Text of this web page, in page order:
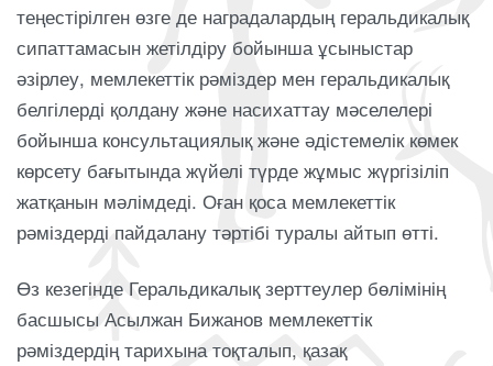
теңестірілген өзге де наградалардың геральдикалық
сипаттамасын жетілдіру бойынша ұсыныстар
әзірлеу, мемлекеттік рәміздер мен геральдикалық
белгілерді қолдану және насихаттау мәселелері
бойынша консультациялық және әдістемелік көмек
көрсету бағытында жүйелі түрде жұмыс жүргізіліп
жатқанын мәлімдеді. Оған қоса мемлекеттік
рәміздерді пайдалану тәртібі туралы айтып өтті.
Өз кезегінде Геральдикалық зерттеулер бөлімінің
басшысы Асылжан Бижанов мемлекеттік
рәміздердің тарихына тоқталып, қазақ